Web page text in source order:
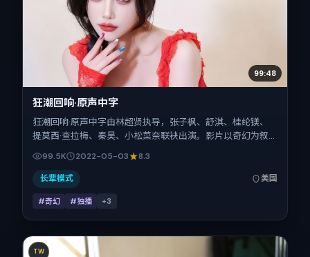
99:48
狂潮回响·原声中字
狂潮回响·原声中字由林超贤执导，张子枫、舒淇、桂纶镁、
提莫西·查拉梅、秦昊、小松菜奈联袂出演。影片以奇幻为叙
事引擎，将故事锚定在美国，借跨文化视角下的群像碰撞推进
人物抉择与反转。2022年5月3日于美国首映（春季档），片
长111分钟，适合喜欢强情节与细腻表演的观众。
99.5K 2022-05-03 8.3
长辈模式 美国
#奇幻 #独播 +3
TW